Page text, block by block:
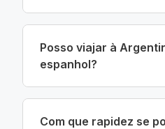
Posso viajar à
espanhol?
Com que rapidez se